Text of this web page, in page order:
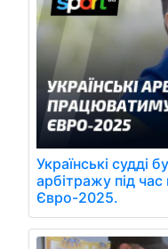
Українські судді
арбітражу під час
Євро-2025.